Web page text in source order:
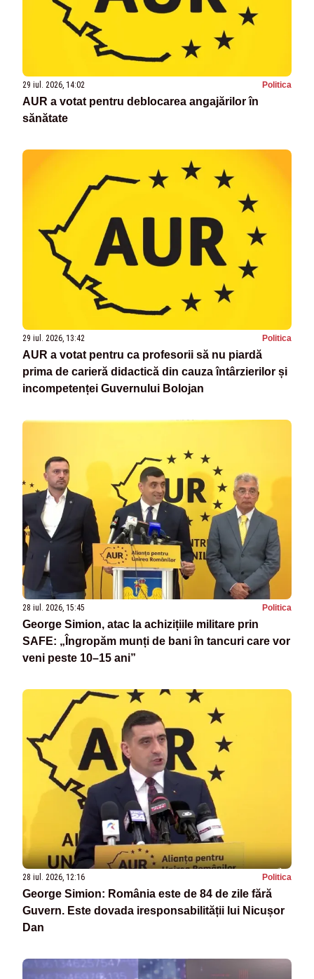
29 iul. 2026, 14:02 Politica
AUR a votat pentru deblocarea angajărilor în
sănătate
29 iul. 2026, 13:42 Politica
AUR a votat pentru ca profesorii să nu piardă
prima de carieră didactică din cauza întârzierilor și
incompetenței Guvernului Bolojan
28 iul. 2026, 15:45 Politica
George Simion, atac la achizițiile militare prin
SAFE: „Îngropăm munți de bani în tancuri care vor
veni peste 10–15 ani”
28 iul. 2026, 12:16 Politica
George Simion: România este de 84 de zile fără
Guvern. Este dovada iresponsabilității lui Nicușor
Dan